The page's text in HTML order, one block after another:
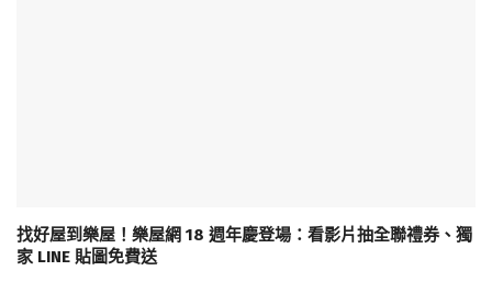
找好屋到樂屋！樂屋網 18 週年慶登場：看影片抽全聯禮券、獨
家 LINE 貼圖免費送